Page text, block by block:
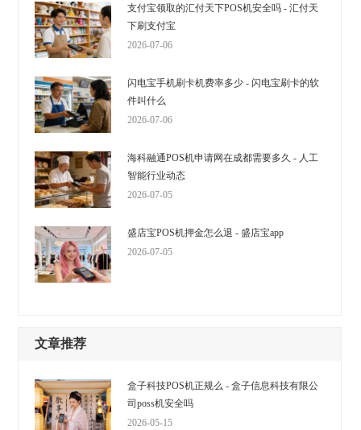
支付宝领取的汇付天下POS机安全吗 - 汇付天
下刷支付宝
2026-07-06
闪电宝手机刷卡机费率多少 - 闪电宝刷卡的软
件叫什么
2026-07-06
海科融通POS机申请网在成都需要多久 - 人工
智能行业动态
2026-07-05
盛店宝POS机押金怎么退 - 盛店宝app
2026-07-05
文章推荐
盒子科技POS机正规么 - 盒子信息科技有限公
司poss机安全吗
2026-05-15